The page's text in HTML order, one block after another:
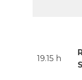
19.15 h